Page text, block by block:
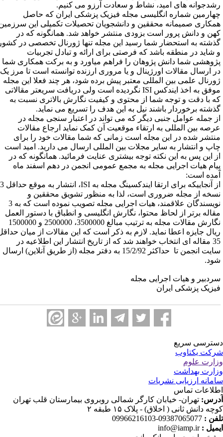
های امید، نشاط و سعادت آرزو می کنیم.
شماره انگلیسی مجله فیزیک پزشکی ایران که حاصل
صمیمانه محققین و دانشجویان تحصیلات تکمیلی این سرزمین
و دانش پرور است بزودی منتشر خواهد شد. همانگونه که در
به استحضار شما رسید این مجله تنها ژورنال تخصصی در کشور
شاید در منطقه باشد که فرصتی برای ارائه و تبادل تجربیات
شما دانش پژوهان را فراهم میاورد و به برکت همکاری شما
ارسال مقالات اورژینال و یا مروری ارزنده توانسته است تا مرز یک
علمی بین المللی معتبر پیش برده شود، هر چند فعلا این مجله
موفق به اخذ ایندکس ISI نگردیده است ولی دریافت سریعتر مقالاتی
با دقت و توجه شما از محتوی و کیفیت نگارش بالاتری نسبت به
برخوردار باشند نیل به این هدف را تسریع می نماید.
جمله عوامل جنبی دیگر که می تواند در اعتبار سنجی مجله در
بین المللی به ارتقاء موقعیت آن کمک نماید ارجاع مقالات
شده در این مجله است زمانی که شما مقالات خود را برای
و انتشار به سایر مجلات بین المللی ارسال می دارید. امید است
این پس به این نکته توجه بیشتری عنایت فرمائید. همانگونه که در
هیات اجرایی مجله به مجمع عمومی انجمن در دهم اسفند ماه
است:
از آنجاییکه برای ارتقا ایندکسینگ مجله به ISI، انتشار به موقع حداقل 3
از مجله ضروری است، لذا به منظور تشویق محققین و
نویسندگان علاقمند، هیات اجرایی مجله تصویب نموده است که به 3
برتر از لحاظ محتوا، نگارش انگلیسی و انطباق با دستور العمل
نگارش مقالات مجله به ترتیب مبالغ 3500000، 2500000 و 1500000
جایزه اعطا نماید. لازم به ذکر است که این مقالات از میان حداقل
35 مقاله ای انتخاب خواهند شد که از تاریخ انتشار این اطلاعیه در
سایت انجمن تا حداکثر 15/2/92 به دفتر مجله (از طریق آنلاین) ارسال
و هیات اجرایی مجله
پزشکی ایران
سریع
یکتاوب
علوم
بهداشت
ارزیابی نشریات
تماس
تهران- خیابان کارگر شمالی روبروی بیمارستان قلب تهران
دانش ثانی ( اخلاق) - پلاک ۱۵ طبقه ۲
:
09387065077-09966216103
:
info@iamp.ir